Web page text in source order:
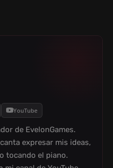
YouTube
de EvelonGames.
expresar mis ideas,
tocando el piano.